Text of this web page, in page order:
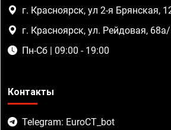
г. Красноярск, ул 2-я Брянская,
г. Красноярск, ул. Рейдовая, 68а/
Пн-Сб | 09:00 - 19:00
Контакты
Telegram: EuroCT_bot